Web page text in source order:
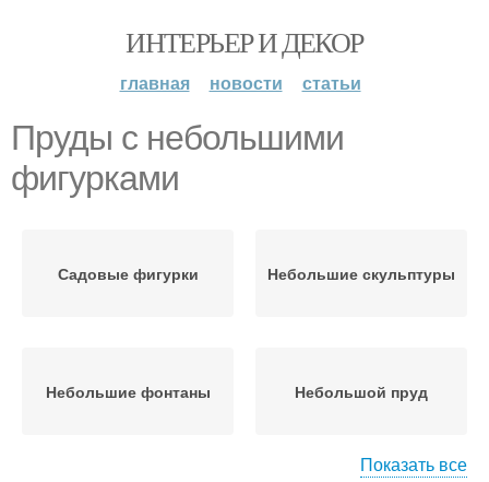
ИНТЕРЬЕР И ДЕКОР
главная новости статьи
Пруды с небольшими
фигурками
Садовые фигурки Небольшие скульптуры
Небольшие фонтаны Небольшой пруд
Показать все